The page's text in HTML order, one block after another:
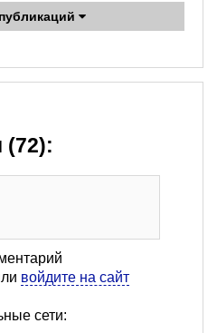
(72):
войдите на сайт
сети: